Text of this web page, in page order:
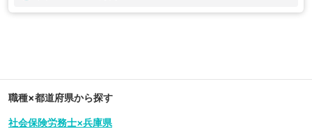
職種×都道府県から探す
社会保険労務士×兵庫県